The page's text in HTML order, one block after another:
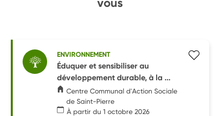
ENVIRONNEMENT
Éduquer et sensibiliser au
développement durable, à la ...
Centre Communal d'Action Sociale
de Saint-Pierre
À partir du 1 octobre 2026